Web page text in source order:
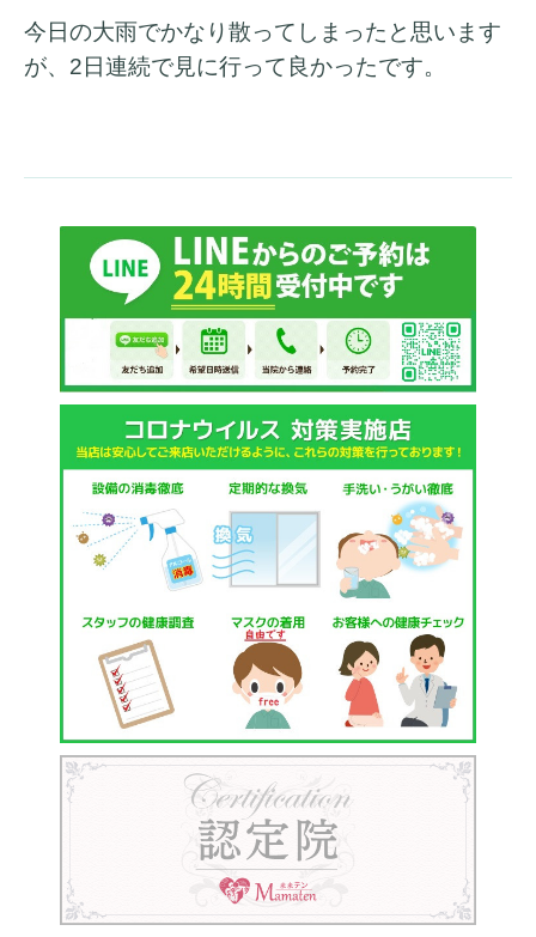
今日の大雨でかなり散ってしまったと思います
が、2日連続で見に行って良かったです。